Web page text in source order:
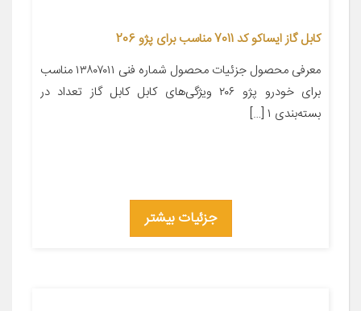
کابل گاز ایساکو کد 7011 مناسب برای پژو 206
معرفی محصول جزئیات محصول شماره فنی ۱۳۸۰۷۰۱۱ مناسب
برای خودرو پژو ۲۰۶ ویژگی‌های کابل کابل گاز تعداد در
بسته‌بندی ۱ […]
جزئیات بیشتر